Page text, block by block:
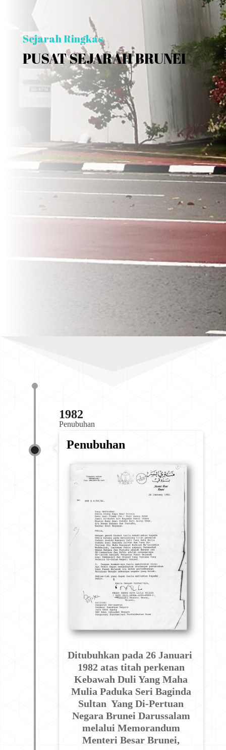
Sejarah Ringkas
PUSAT SEJARAH BRUNEI
1982
Penubuhan
Penubuhan
Ditubuhkan pada 26 Januari
1982 atas titah perkenan
Kebawah Duli Yang Maha
Mulia Paduka Seri Baginda
Sultan Yang Di-Pertuan
Negara Brunei Darussalam
melalui Memorandum
Menteri Besar Brunei,